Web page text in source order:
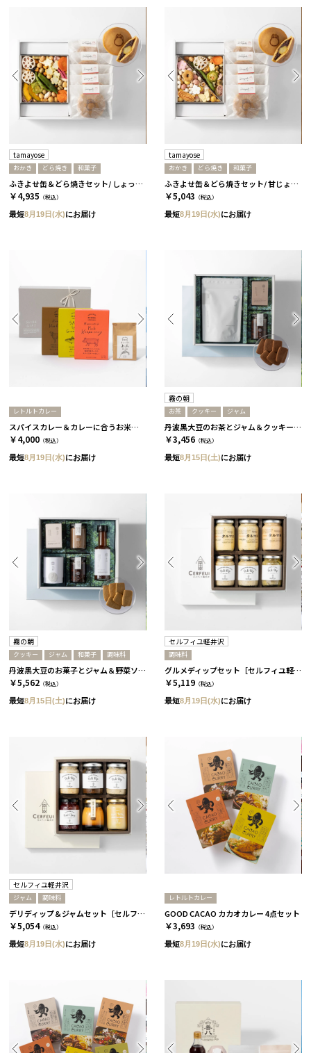
tamayose
おかき どら焼き 和菓子
ふきよせ缶＆どら焼きセット/ しょっぱい缶［tamayose］
￥4,935 （税込）
最短8月19日(水)にお届け
tamayose
おかき どら焼き 和菓子
ふきよせ缶＆どら焼きセット/ 甘じょっぱい缶［tamayose］
￥5,043 （税込）
最短8月19日(水)にお届け
レトルトカレー
スパイスカレー＆カレーに合うお米セット
￥4,000 （税込）
最短8月19日(水)にお届け
霧の朝
お茶 クッキー ジャム
丹波黒大豆のお茶とジャム＆クッキーセット［霧の朝］
￥3,456 （税込）
最短8月15日(土)にお届け
霧の朝
クッキー ジャム 和菓子 調味料
丹波黒大豆のお菓子とジャム＆野菜ソースセット［霧の朝］
￥5,562 （税込）
最短8月15日(土)にお届け
セルフィユ軽井沢
調味料
グルメディップセット［セルフィユ軽井沢］
￥5,119 （税込）
最短8月19日(水)にお届け
セルフィユ軽井沢
ジャム 調味料
デリディップ＆ジャムセット［セルフィユ軽井沢］
￥5,054（税込）
最短8月19日(水)にお届け
レトルトカレー
GOOD CACAO カカオカレー 4点セット
￥3,693 （税込）
最短8月19日(水)にお届け